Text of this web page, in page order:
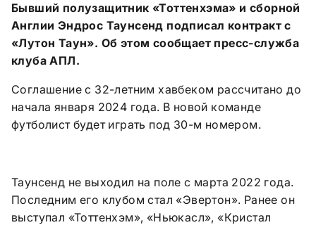
Бывший полузащитник «Тоттенхэма» и сборной
Англии Эндрос Таунсенд подписал контракт с
«Лутон Таун». Об этом сообщает пресс-служба
клуба АПЛ.
Соглашение с 32-летним хавбеком рассчитано до
начала января 2024 года. В новой команде
футболист будет играть под 30-м номером.
Таунсенд не выходил на поле с марта 2022 года.
Последним его клубом стал «Эвертон». Ранее он
выступал «Тоттенхэм», «Ньюкасл», «Кристал